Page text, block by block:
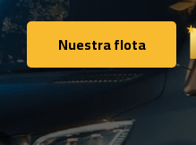
Nuestra flota
Nuestra flota